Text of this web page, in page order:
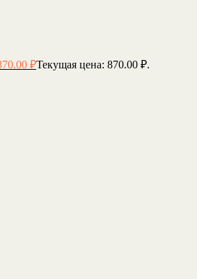
₽Текущая цена: 870.00 ₽.